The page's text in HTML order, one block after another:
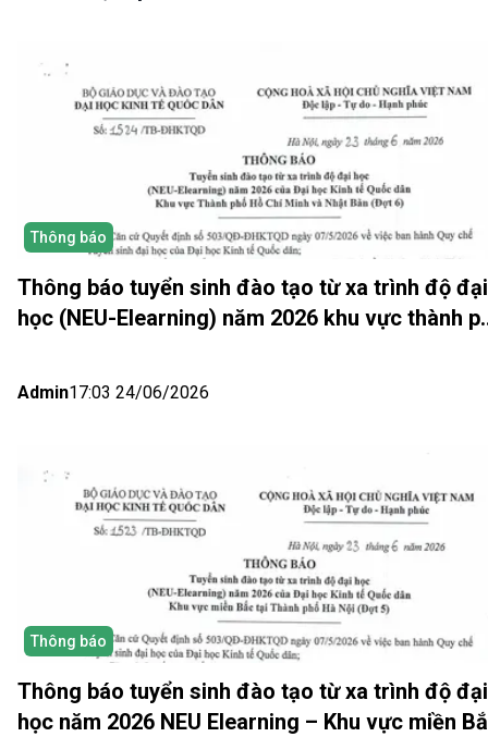
Thông báo
Thông báo tuyển sinh đào tạo từ xa trình độ đại
học (NEU-Elearning) năm 2026 khu vực thành
Admin17:03 24/06/2026
Thông báo
Thông báo tuyển sinh đào tạo từ xa trình độ đại
học năm 2026 NEU Elearning – Khu vực miền